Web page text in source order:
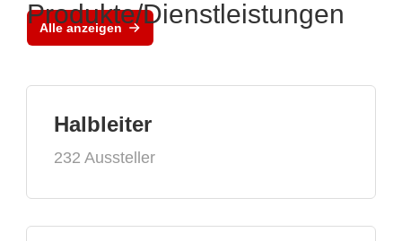
Alle anzeigen
Produkte/Dienstleistungen
Halbleiter
232 Aussteller